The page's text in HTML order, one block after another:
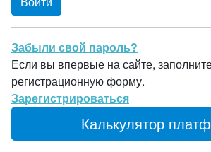
Забыли свой пароль?
Если вы впервые на сайте,
регистрационную форму.
Зарегистрироваться
Калькулятор